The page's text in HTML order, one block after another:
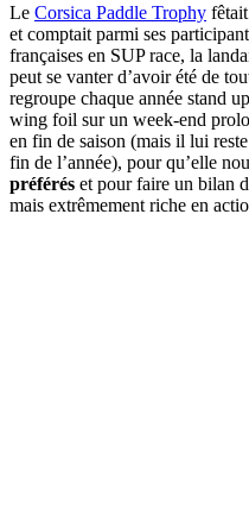
Le Corsica Paddle Trophy
et comptait parmi ses
françaises en SUP race, la
peut se vanter d’avoir été de
regroupe chaque année stand
wing foil sur un week-end
en fin de saison (mais il lui
fin de l’année), pour qu’elle
préférés et pour faire un bilan
mais extrêmement riche en